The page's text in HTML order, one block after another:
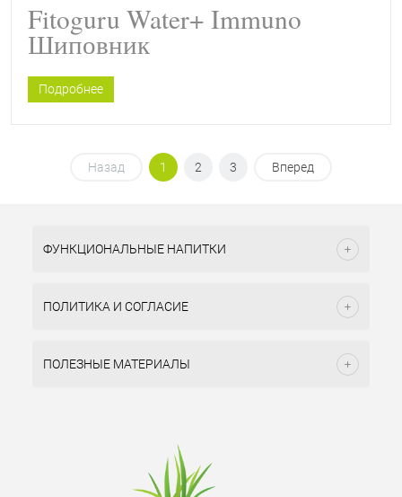
Fitoguru Water+ Immuno
Шиповник
Подробнее
Назад 1 2 3 Вперед
ФУНКЦИОНАЛЬНЫЕ НАПИТКИ
ПОЛИТИКА И СОГЛАСИЕ
ПОЛЕЗНЫЕ МАТЕРИАЛЫ